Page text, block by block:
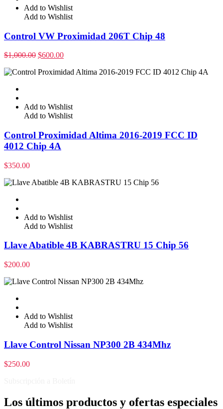
Add to Wishlist
Add to Wishlist
Control VW Proximidad 206T Chip 48
$1,000.00 $600.00
Add to Wishlist
Add to Wishlist
Control Proximidad Altima 2016-2019 FCC ID
4012 Chip 4A
$350.00
Add to Wishlist
Add to Wishlist
Llave Abatible 4B KABRASTRU 15 Chip 56
$200.00
Add to Wishlist
Add to Wishlist
Llave Control Nissan NP300 2B 434Mhz
$250.00
Los últimos productos y ofertas especiales